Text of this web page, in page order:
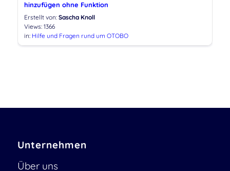
hinzufügen ohne Funktion
Erstellt von: Sascha Knoll
Views: 1366
in: Hilfe und Fragen rund um OTOBO
Unternehmen
Über uns